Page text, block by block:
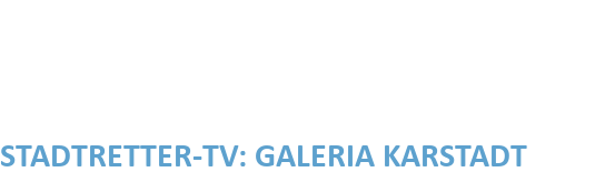
STADTRETTER-TV: GALERIA KARSTADT